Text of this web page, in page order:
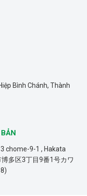
Bình Chánh, Thành
chome-9-1 , Hakata
多区3丁目9番1号カワ